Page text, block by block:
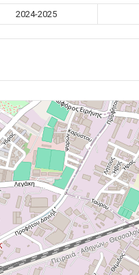
2024-2025